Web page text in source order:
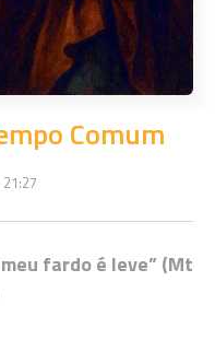
Comum
21:27
fardo é leve” (Mt